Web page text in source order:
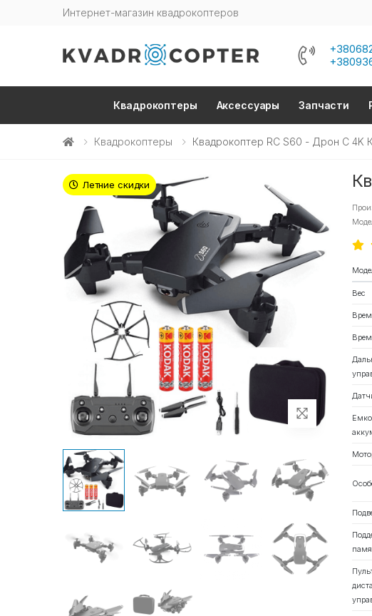
Интернет-магазин квадрокоптеров
Квадрокоптеры Аксессуары Запчасти
Квадрокоптеры Квадрокоптер RC S60 - Дрон С
Летние скидки
Вес